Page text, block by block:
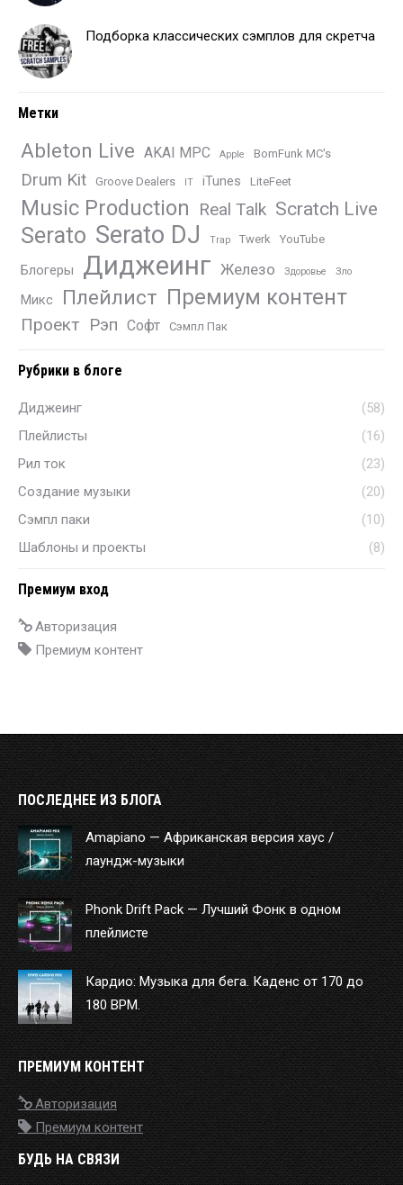
Подборка классических сэмплов для скретча
Метки
Ableton Live AKAI MPC Apple BomFunk MC's
Drum Kit Groove Dealers IT iTunes LiteFeet
Music Production Real Talk Scratch Live
Serato Serato DJ Trap Twerk YouTube
Блогеры Диджеинг Железо Здоровье Зло
Микс Плейлист Премиум контент
Проект Рэп Софт Сэмпл Пак
Рубрики в блоге
Диджеинг
(58)
Плейлисты
(16)
Рил ток
(23)
Создание музыки
(20)
Сэмпл паки
(10)
Шаблоны и проекты
(8)
Премиум вход
Авторизация
Премиум контент
ПОСЛЕДНЕЕ ИЗ БЛОГА
Amapiano — Африканская версия хаус /
лаундж-музыки
Phonk Drift Pack — Лучший Фонк в одном
плейлисте
Кардио: Музыка для бега. Каденс от 170 до
180 BPM.
ПРЕМИУМ КОНТЕНТ
Авторизация
Премиум контент
БУДЬ НА СВЯЗИ